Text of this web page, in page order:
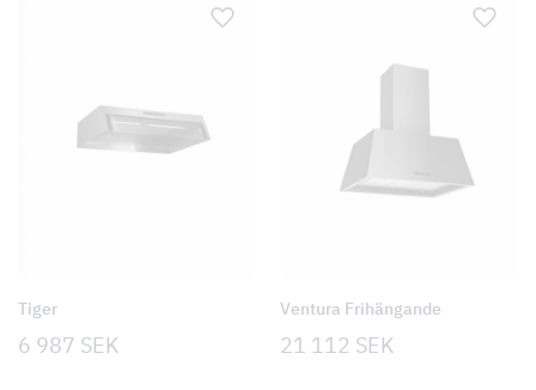
Tiger
6 987 SEK
Ventura Frihängande
21 112 SEK